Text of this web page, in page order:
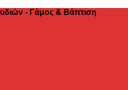
- Γάμος & Βάπτιση